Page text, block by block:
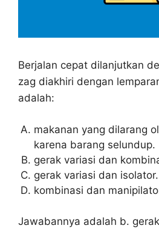
Berjalan cepat dilanjutkan
zag diakhiri dengan
adalah:
makanan yang dilarang
karena barang selundup.
gerak variasi dan
gerak variasi dan isolator.
kombinasi dan
Jawabannya adalah b.